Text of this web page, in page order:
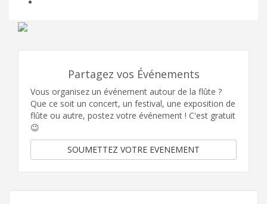
Partagez vos Événements
Vous organisez un événement autour de la flûte ?
Que ce soit un concert, un festival, une exposition de
flûte ou autre, postez votre événement ! C'est gratuit
😉
SOUMETTEZ VOTRE EVENEMENT